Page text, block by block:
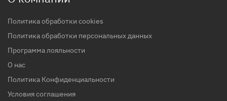
Политика обработки cookies
Политика обработки персональных данных
Программа лояльности
О нас
Политика Конфиденциальности
Условия соглашения